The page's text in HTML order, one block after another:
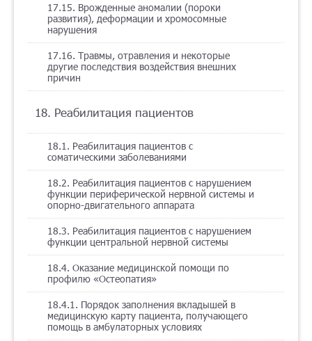
17.15. Врожденные аномалии (пороки
развития), деформации и хромосомные
нарушения
17.16. Травмы, отравления и некоторые
другие последствия воздействия внешних
причин
18. Реабилитация пациентов
18.1. Реабилитация пациентов с
соматическими заболеваниями
18.2. Реабилитация пациентов с нарушением
функции периферической нервной системы и
опорно-двигательного аппарата
18.3. Реабилитация пациентов с нарушением
функции центральной нервной системы
18.4. Оказание медицинской помощи по
профилю «Остеопатия»
18.4.1. Порядок заполнения вкладышей в
медицинскую карту пациента, получающего
помощь в амбулаторных условиях